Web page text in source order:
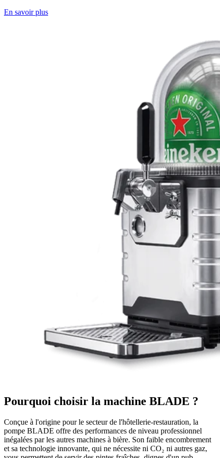
En savoir plus
Pourquoi choisir la machine BLADE ?
Conçue à l'origine pour le secteur de l'hôtellerie-restauration, la
pompe BLADE offre des performances de niveau professionnel
inégalées par les autres machines à bière. Son faible encombrement
et sa technologie innovante, qui ne nécessite ni CO₂ ni autres gaz,